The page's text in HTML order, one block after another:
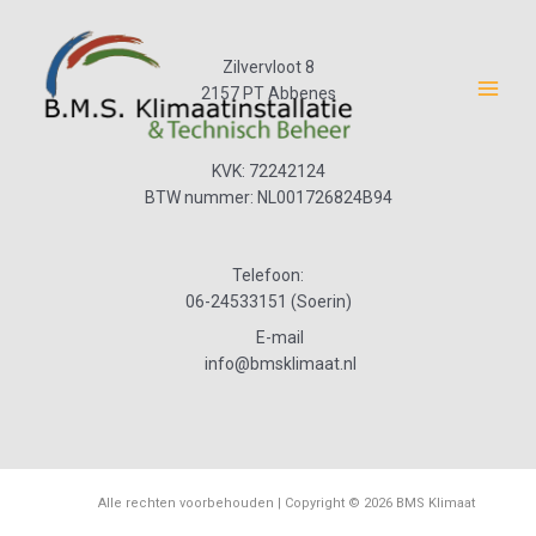
content
Zilvervloot 8
2157 PT Abbenes
KVK: 72242124
BTW nummer: NL001726824B94
Telefoon:
06-24533151 (Soerin)
E-mail
info@bmsklimaat.nl
Alle rechten voorbehouden | Copyright © 2026 BMS Klimaat